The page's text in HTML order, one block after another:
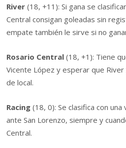
River(18, +11): Si gana se
Central consigan goleadas sin
empate también le sirve si no
Rosario Central(18, +1): Tiene
Vicente López y esperar que River
de local.
Racing (18, 0): Se clasifica con
ante San Lorenzo, siempre y
Central.